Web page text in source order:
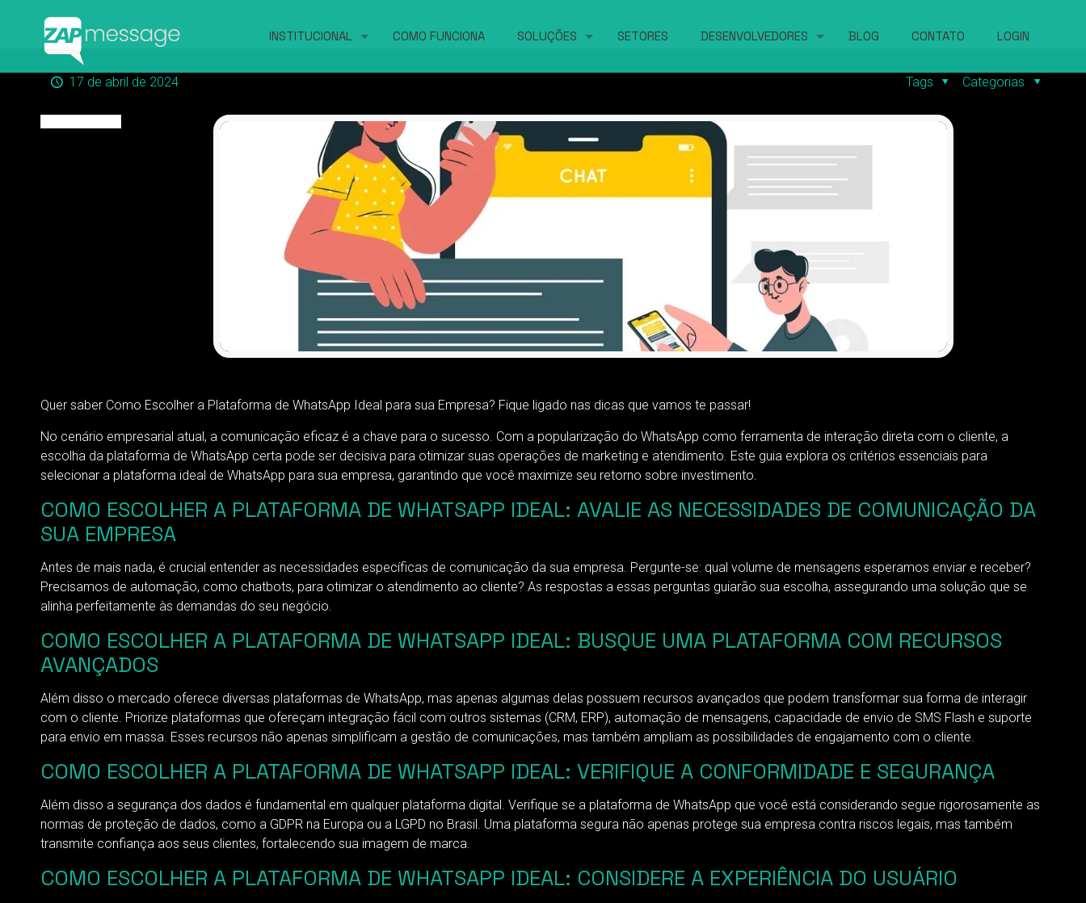
INSTITUCIONAL COMO FUNCIONA SOLUÇÕES SETORES DESENVOLVEDORES BLOG CONTATO LOGIN
17 de abril de 2024 Categorias
Tags
Quer saber Como Escolher a Plataforma de WhatsApp Ideal para sua Empresa? Fique ligado nas dicas que vamos te passar!
No cenário empresarial atual, a comunicação eficaz é a chave para o sucesso. Com a popularização do WhatsApp como ferramenta de interação direta com o cliente, a
escolha da plataforma de WhatsApp certa pode ser decisiva para otimizar suas operações de marketing e atendimento. Este guia explora os critérios essenciais para
selecionar a plataforma ideal de WhatsApp para sua empresa, garantindo que você maximize seu retorno sobre investimento.
COMO ESCOLHER A PLATAFORMA DE WHATSAPP IDEAL: AVALIE AS NECESSIDADES DE COMUNICAÇÃO DA
SUA EMPRESA
Antes de mais nada, é crucial entender as necessidades específicas de comunicação da sua empresa. Pergunte-se: qual volume de mensagens esperamos enviar e receber?
Precisamos de automação, como chatbots, para otimizar o atendimento ao cliente? As respostas a essas perguntas guiarão sua escolha, assegurando uma solução que se
alinha perfeitamente às demandas do seu negócio.
COMO ESCOLHER A PLATAFORMA DE WHATSAPP IDEAL: BUSQUE UMA PLATAFORMA COM RECURSOS
AVANÇADOS
Além disso o mercado oferece diversas plataformas de WhatsApp, mas apenas algumas delas possuem recursos avançados que podem transformar sua forma de interagir
com o cliente. Priorize plataformas que ofereçam integração fácil com outros sistemas (CRM, ERP), automação de mensagens, capacidade de envio de SMS Flash e suporte
para envio em massa. Esses recursos não apenas simplificam a gestão de comunicações, mas também ampliam as possibilidades de engajamento com o cliente.
COMO ESCOLHER A PLATAFORMA DE WHATSAPP IDEAL: VERIFIQUE A CONFORMIDADE E SEGURANÇA
Além disso a segurança dos dados é fundamental em qualquer plataforma digital. Verifique se a plataforma de WhatsApp que você está considerando segue rigorosamente as
normas de proteção de dados, como a GDPR na Europa ou a LGPD no Brasil. Uma plataforma segura não apenas protege sua empresa contra riscos legais, mas também
transmite confiança aos seus clientes, fortalecendo sua imagem de marca.
COMO ESCOLHER A PLATAFORMA DE WHATSAPP IDEAL: CONSIDERE A EXPERIÊNCIA DO USUÁRIO